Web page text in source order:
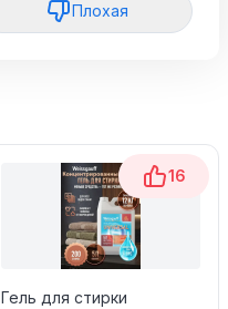
Плохая
16
Гель для стирки